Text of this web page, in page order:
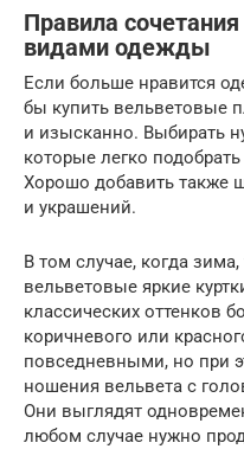
Правила
видами одежды
Если больше нравится
бы купить вельветовые
и изысканно. Выбирать
которые легко
Хорошо добавить также
и украшений.
В том случае, когда
вельветовые яркие
классических оттенков
коричневого или
повседневными, но при
ношения вельвета с
Они выглядят
любом случае нужно